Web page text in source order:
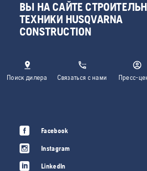
ВЫ НА САЙТЕ
ТЕХНИКИ HUSQVARNA
CONSTRUCTION
Поиск дилера Связаться с нами Пресс-
Facebook
Instagram
LinkedIn